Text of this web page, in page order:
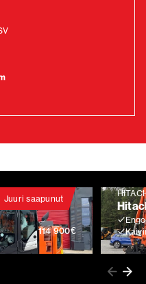
Juuri saapunut
114 900€